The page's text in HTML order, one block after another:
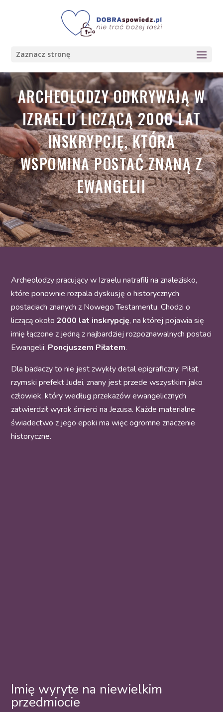
Zaznacz stronę
ARCHEOLODZY ODKRYWAJĄ W
IZRAELU LICZĄCĄ 2000 LAT
INSKRYPCJĘ, KTÓRA
WSPOMINA POSTAĆ ZNANĄ Z
EWANGELII
Archeolodzy pracujący w Izraelu natrafili na znalezisko,
które ponownie rozpala dyskusję o historycznych
postaciach znanych z Nowego Testamentu. Chodzi o
liczącą około2000 lat inskrypcję, na której pojawia się
imię łączone z jedną z najbardziej rozpoznawalnych postaci
Ewangelii: Poncjuszem Piłatem.
Dla badaczy to nie jest zwykły detal epigraficzny. Piłat,
rzymski prefekt Judei, znany jest przede wszystkim jako
człowiek, który według przekazów ewangelicznych
zatwierdził wyrok śmierci na Jezusa. Każde materialne
świadectwo z jego epoki ma więc ogromne znaczenie
historyczne.
Imię wyryte na niewielkim
przedmiocie